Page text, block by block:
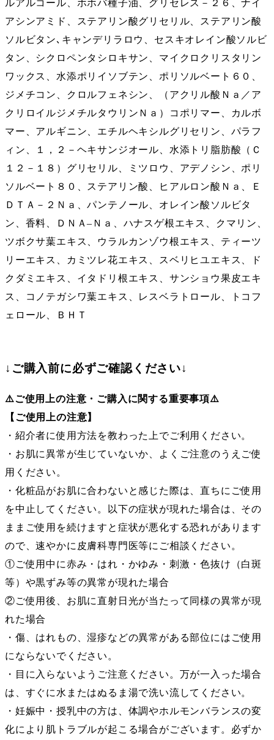
ルアルコール、ホホバ種子油、グリセレス－２６、ナイ
アシンアミド、ステアリン酸グリセリル、ステアリン酸
ソルビタン､キャンデリラロウ、セスキオレイン酸ソルビ
タン、シクロペンタシロキサン、マイクロクリスタリン
ワックス、水添ポリイソブテン、ポリソルベート６０、
ジメチコン、クロルフェネシン、（アクリル酸Ｎａ／ア
クリロイルジメチルタウリンＮａ）コポリマー、カルボ
マー、アルギニン、エチルヘキシルグリセリン、パラフ
ィン、１，２－ヘキサンジオール、水添トリ脂肪酸（Ｃ
１２－１８）グリセリル、ミツロウ、アデノシン、ポリ
ソルベート８０、ステアリン酸、ヒアルロン酸Ｎａ、Ｅ
ＤＴＡ－２Ｎａ、パンテノール、オレイン酸ソルビタ
ン、香料、ＤＮＡ–Ｎａ、ハナスゲ根エキス、クマリン、
ツボクサ葉エキス、ウラルカンゾウ根エキス、ティーツ
リーエキス、カミツレ花エキス、スベリヒユエキス、ド
クダミエキス、イタドリ根エキス、サンショウ果皮エキ
ス、コノテガシワ葉エキス、レスベラトロール、トコフ
ェロール、ＢＨＴ
↓ご購入前に必ずご確認ください↓
⚠️ご使用上の注意・ご購入に関する重要事項⚠️
【ご使用上の注意】
・紹介者に使用方法を教わった上でご利用ください。
・お肌に異常が生じていないか、よくご注意のうえご使
用ください。
・化粧品がお肌に合わないと感じた際は、直ちにご使用
を中止してください。以下の症状が現れた場合は、その
ままご使用を続けますと症状が悪化する恐れがあります
ので、速やかに皮膚科専門医等にご相談ください。
①ご使用中に赤み・はれ・かゆみ・刺激・色抜け（白斑
等）や黒ずみ等の異常が現れた場合
②ご使用後、お肌に直射日光が当たって同様の異常が現
れた場合
・傷、はれもの、湿疹などの異常がある部位にはご使用
にならないでください。
・目に入らないようご注意ください。万が一入った場合
は、すぐに水またはぬるま湯で洗い流してください。
・妊娠中・授乳中の方は、体調やホルモンバランスの変
化により肌トラブルが起こる場合がございます。必ずか